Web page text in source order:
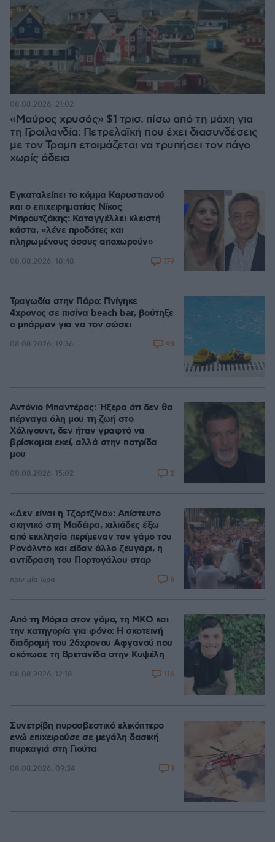
«Μαύρος χρυσός» $1 τρισ. πίσω από τη μάχη για
τη Γροιλανδία: Πετρελαϊκή που έχει διασυνδέσεις
με τον Τραμπ ετοιμάζεται να τρυπήσει τον πάγο
χωρίς άδεια
08.08.2026, 21:02
Εγκαταλείπει το κόμμα Καρυστιανού
και ο επιχειρηματίας Νίκος
Μπρουτζάκης: Καταγγέλλει κλειστή
κάστα, «λένε προδότες και
πληρωμένους όσους αποχωρούν»
08.08.2026, 18:48 179
Τραγωδία στην Πάρο: Πνίγηκε
4χρονος σε πισίνα beach bar, βούτηξε
ο μπάρμαν για να τον σώσει
08.08.2026, 19:36 93
Αντόνιο Μπαντέρας: Ήξερα ότι δεν θα
πέρναγα όλη μου τη ζωή στο
Χόλιγουντ, δεν ήταν γραφτό να
βρίσκομαι εκεί, αλλά στην πατρίδα
μου
08.08.2026, 15:02 2
«Δεν είναι η Τζορτζίνα»: Απίστευτο
σκηνικό στη Μαδέιρα, χιλιάδες έξω
από εκκλησία περίμεναν τον γάμο του
Ρονάλντο και είδαν άλλο ζευγάρι, η
αντίδραση του Πορτογάλου σταρ
πριν μία ώρα 6
Από τη Μόρια στον γάμο, τη ΜΚΟ και
την κατηγορία για φόνο: Η σκοτεινή
διαδρομή του 26χρονου Αφγανού που
σκότωσε τη Βρετανίδα στην Κυψέλη
08.08.2026, 12:18 116
Συνετρίβη πυροσβεστικό ελικόπτερο
ενώ επιχειρούσε σε μεγάλη δασική
πυρκαγιά στη Γιούτα
08.08.2026, 09:34 1